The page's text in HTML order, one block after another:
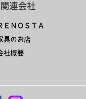
連会社
ＥＮＯＳＴＡ
具のお店
社概要